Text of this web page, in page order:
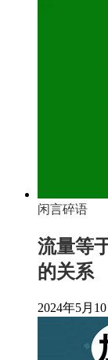
闲言碎语
流量等
的关系
2024年5月10